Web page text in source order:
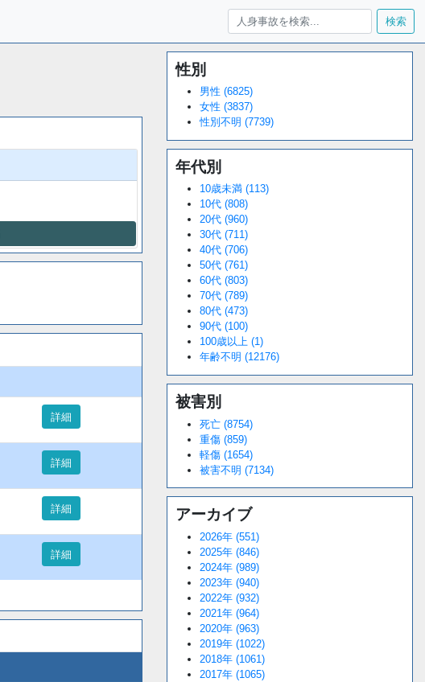
検索
詳細
詳細
詳細
詳細
Unmute
34.94%
性別
男性 (6825)
女性 (3837)
性別不明 (7739)
年代別
10歳未満 (113)
10代 (808)
20代 (960)
30代 (711)
40代 (706)
50代 (761)
60代 (803)
70代 (789)
80代 (473)
90代 (100)
100歳以上 (1)
年齢不明 (12176)
被害別
死亡 (8754)
重傷 (859)
軽傷 (1654)
被害不明 (7134)
アーカイブ
2026年 (551)
2025年 (846)
2024年 (989)
2023年 (940)
2022年 (932)
2021年 (964)
2020年 (963)
2019年 (1022)
2018年 (1061)
2017年 (1065)